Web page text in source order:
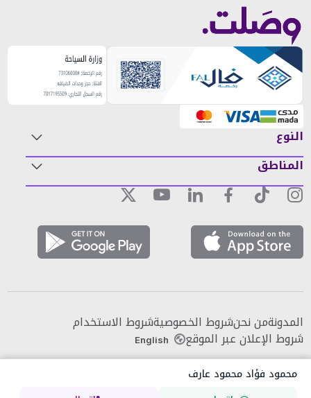
النوع
المناطق
المدونةمن نحنشروط الخصوصيةشروط الاستخدام
شروط الإعلان عبر الموقع English
محمود فؤاد محمود عارف